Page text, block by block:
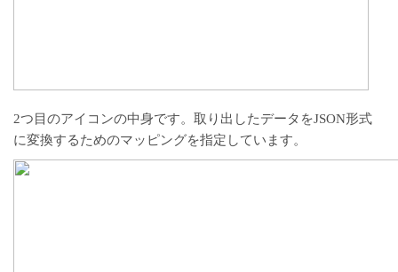
2つ目のアイコンの中身です。取り出したデータをJSON形式
に変換するためのマッピングを指定しています。